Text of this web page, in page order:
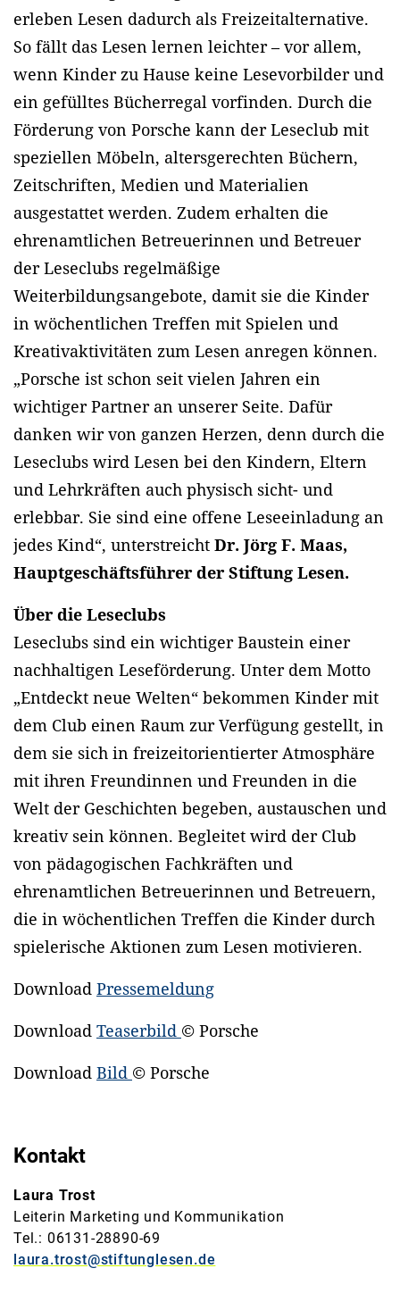
erleben Lesen dadurch als Freizeitalternative.
So fällt das Lesen lernen leichter – vor allem,
wenn Kinder zu Hause keine Lesevorbilder und
ein gefülltes Bücherregal vorfinden. Durch die
Förderung von Porsche kann der Leseclub mit
speziellen Möbeln, altersgerechten Büchern,
Zeitschriften, Medien und Materialien
ausgestattet werden. Zudem erhalten die
ehrenamtlichen Betreuerinnen und Betreuer
der Leseclubs regelmäßige
Weiterbildungsangebote, damit sie die Kinder
in wöchentlichen Treffen mit Spielen und
Kreativaktivitäten zum Lesen anregen können.
„Porsche ist schon seit vielen Jahren ein
wichtiger Partner an unserer Seite. Dafür
danken wir von ganzen Herzen, denn durch die
Leseclubs wird Lesen bei den Kindern, Eltern
und Lehrkräften auch physisch sicht- und
erlebbar. Sie sind eine offene Leseeinladung an
jedes Kind“, unterstreicht Dr. Jörg F. Maas,
Hauptgeschäftsführer der Stiftung Lesen.
Über die Leseclubs
Leseclubs sind ein wichtiger Baustein einer
nachhaltigen Leseförderung. Unter dem Motto
„Entdeckt neue Welten“ bekommen Kinder mit
dem Club einen Raum zur Verfügung gestellt, in
dem sie sich in freizeitorientierter Atmosphäre
mit ihren Freundinnen und Freunden in die
Welt der Geschichten begeben, austauschen und
kreativ sein können. Begleitet wird der Club
von pädagogischen Fachkräften und
ehrenamtlichen Betreuerinnen und Betreuern,
die in wöchentlichen Treffen die Kinder durch
spielerische Aktionen zum Lesen motivieren.
Download Pressemeldung
Download Teaserbild © Porsche
Download Bild © Porsche
Kontakt
Laura Trost
Leiterin Marketing und Kommunikation
Tel.: 06131-28890-69
laura.trost@stiftunglesen.de